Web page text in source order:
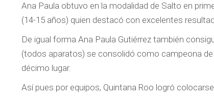
Ana Paula obtuvo en la modalidad de Salto en
(14-15 años) quien destacó con excelentes
De igual forma Ana Paula Gutiérrez también
(todos aparatos) se consolidó como campeona
décimo lugar.
Así pues por equipos, Quintana Roo logró